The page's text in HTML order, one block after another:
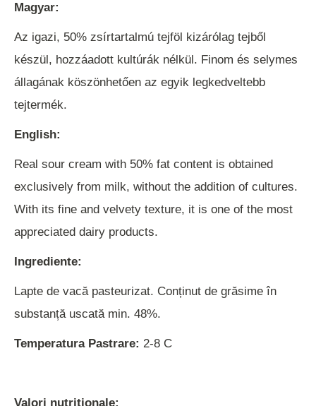
Magyar:
Az igazi, 50% zsírtartalmú tejföl kizárólag tejből
készül, hozzáadott kultúrák nélkül. Finom és selymes
állagának köszönhetően az egyik legkedveltebb
tejtermék.
English:
Real sour cream with 50% fat content is obtained
exclusively from milk, without the addition of cultures.
With its fine and velvety texture, it is one of the most
appreciated dairy products.
Ingrediente:
Lapte de vacă pasteurizat. Conținut de grăsime în
substanță uscată min. 48%.
Temperatura Pastrare: 2-8 C
Valori nutriționale: